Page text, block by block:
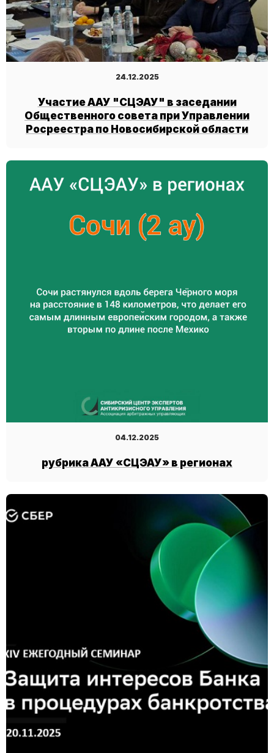
24.12.2025
Участие ААУ "СЦЭАУ" в заседании
Общественного совета при Управлении
Росреестра по Новосибирской области
04.12.2025
рубрика ААУ «СЦЭАУ» в регионах